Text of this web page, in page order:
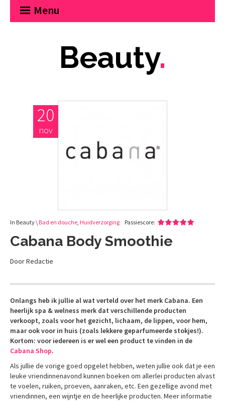
Menu
Beauty.
20
nov
In Beauty \ Bad en douche, Huidverzorging Passiescore:
Cabana Body Smoothie
Door Redactie
Onlangs heb ik jullie al wat verteld over het merk Cabana. Een
heerlijk spa & welness merk dat verschillende producten
verkoopt, zoals voor het gezicht, lichaam, de lippen, voor hem,
maar ook voor in huis (zoals lekkere geparfumeerde stokjes!).
Kortom: voor iedereen is er wel een product te vinden in de
Cabana Shop.
Als jullie de vorige goed opgelet hebben, weten jullie ook dat je een
leuke vriendinnenavond kunnen boeken om allerlei producten alvast
te voelen, ruiken, proeven, aanraken, etc. Een gezellige avond met
vriendinnen, een wijntje en de heerlijke producten. Meer informatie